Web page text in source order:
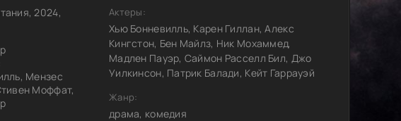
2024,
Мензес
Моффат,
Актеры:
Хью Бонневилль, Карен Гиллан, Алекс
Кингстон, Бен Майлз, Ник Мохаммед,
Мадлен Пауэр, Саймон Расселл Бил, Джо
Уилкинсон, Патрик Балади, Кейт Гаррауэй
Жанр:
драма, комедия